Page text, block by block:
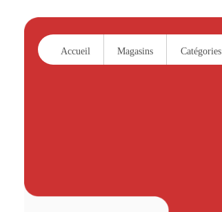
Accueil Magasins Catégories